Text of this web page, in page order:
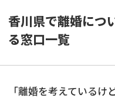
香川県で離婚につ
る窓口一覧
「離婚を考えている